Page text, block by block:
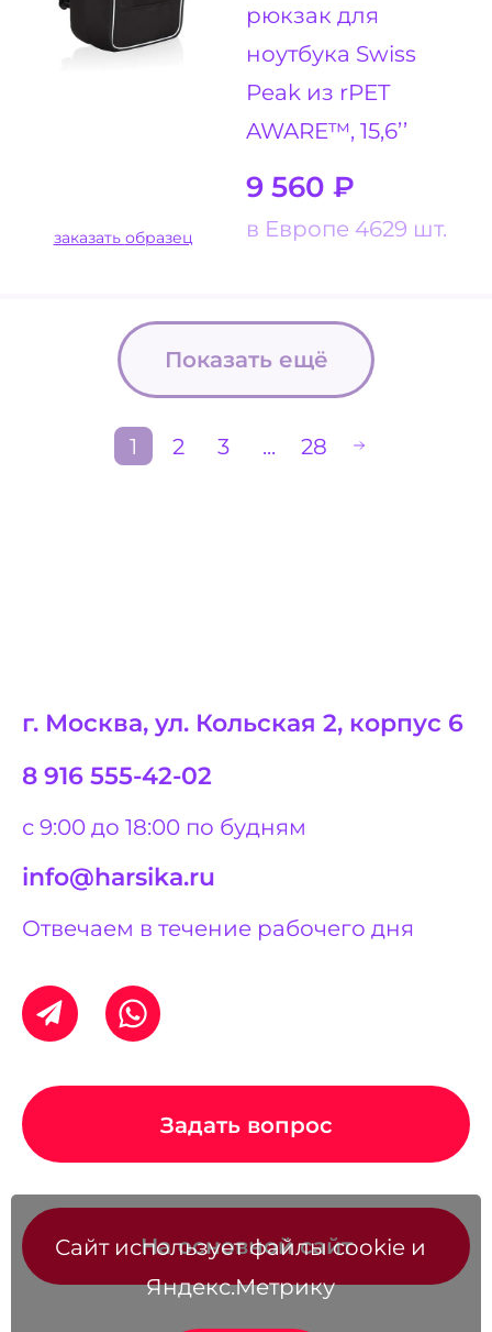
рюкзак для
ноутбука Swiss
Peak из rPET
AWARE™, 15,6’’
9 560 ₽
в Европе 4629 шт.
заказать образец
Показать ещё
1 2 3 ... 28
На основной сайт
Задать вопрос
г. Москва, ул. Кольская 2, корпус 6
8 916 555-42-02
с 9:00 до 18:00 по будням
info@harsika.ru
Отвечаем в течение рабочего дня
Сайт использует файлы cookie и
Яндекс.Метрику